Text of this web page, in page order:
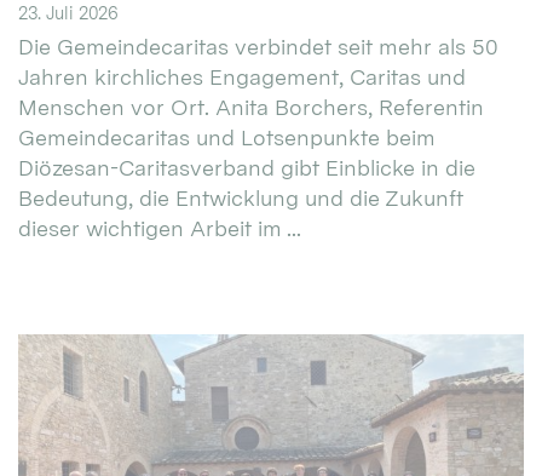
23. Juli 2026
Die Gemeindecaritas verbindet seit mehr als 50
Jahren kirchliches Engagement, Caritas und
Menschen vor Ort. Anita Borchers, Referentin
Gemeindecaritas und Lotsenpunkte beim
Diözesan-Caritasverband gibt Einblicke in die
Bedeutung, die Entwicklung und die Zukunft
dieser wichtigen Arbeit im ...